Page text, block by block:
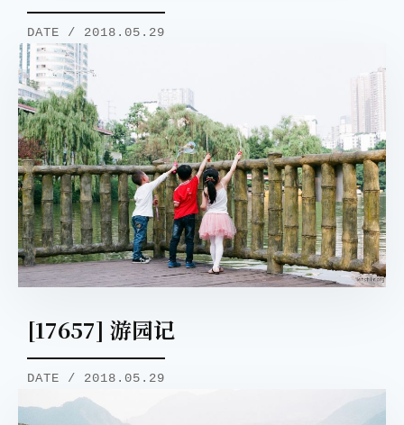
DATE / 2018.05.29
[17657] 游园记
DATE / 2018.05.29